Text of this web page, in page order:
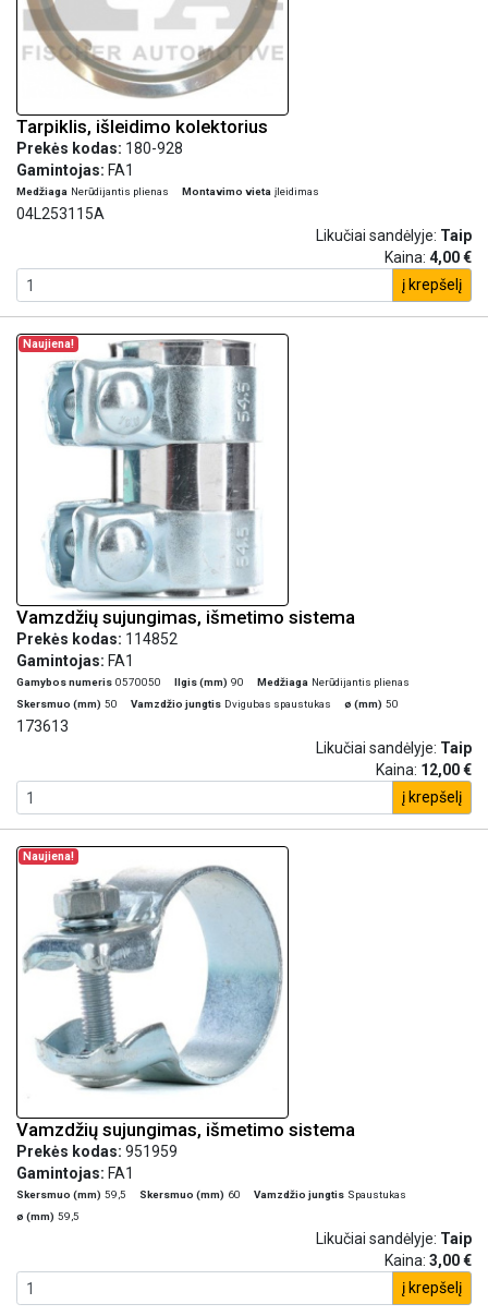
Tarpiklis, išleidimo kolektorius
Prekės kodas: 180-928
Gamintojas: FA1
Medžiaga Nerūdijantis plienas Montavimo vieta įleidimas
04L253115A
Likučiai sandėlyje: Taip
Kaina: 4,00 €
į krepšelį
Naujiena!
Vamzdžių sujungimas, išmetimo sistema
Prekės kodas: 114852
Gamintojas: FA1
Gamybos numeris 0570050 Ilgis (mm) 90 Medžiaga Nerūdijantis plienas
Skersmuo (mm) 50 Vamzdžio jungtis Dvigubas spaustukas ø (mm) 50
173613
Likučiai sandėlyje: Taip
Kaina: 12,00 €
į krepšelį
Naujiena!
Vamzdžių sujungimas, išmetimo sistema
Prekės kodas: 951959
Gamintojas: FA1
Skersmuo (mm) 59,5 Skersmuo (mm) 60 Vamzdžio jungtis Spaustukas
ø (mm) 59,5
Likučiai sandėlyje: Taip
Kaina: 3,00 €
į krepšelį